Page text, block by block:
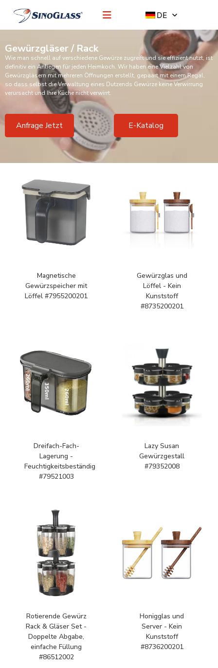
DE
Gewürzgläser / Rack
Wie man schnell auf verschiedene Gewürze zugreift und sie effizient nutzt, ist
definitiv ein Anliegen für jeden Heimkoch. Wir haben eine Vielzahl von
Gewürzgläsern mit mehreren Öffnungen erstellt, gepaart mit einem Regal,
so dass selbst die Verwaltung eines Dutzends Gewürze keine Verwirrung
verursacht und Ihre Küche nicht verwirrt.
Anfrage Jetzt E-Katalog
Magnetische
Gewürzspeicher mit
Löffel #7955200201
Gewürzglas und
Löffel - Kein
Kunststoff
#8735200201
Dreifach-Fach-
Lagerung -
Feuchtigkeitsbeständig
#79521003
Lazy Susan
Gewürzgestall
#79352008
Rotierende Gewürz
Rack & Gläser Set -
Doppelte Abgabe,
einfache Füllung
#86512002
Honigglas und
Server - Kein
Kunststoff
#8736200201